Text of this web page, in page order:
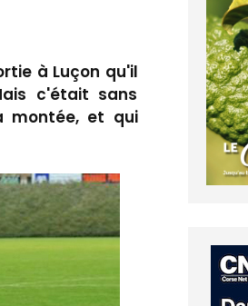
à Luçon qu'il
c'était sans
montée, et qui